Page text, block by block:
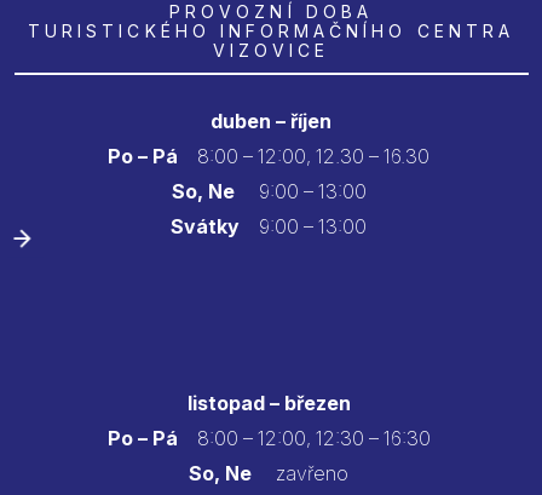
PROVOZNÍ DOBA
TURISTICKÉHO INFORMAČNÍHO CENTRA
VIZOVICE
duben – říjen
Po – Pá
8:00 – 12:00, 12.30 – 16.30
So, Ne9:00 – 13:00
Svátky 9:00 – 13:00
listopad – březen
Po – Pá 8:00 – 12:00, 12:30 – 16:30
So, Ne zavřeno